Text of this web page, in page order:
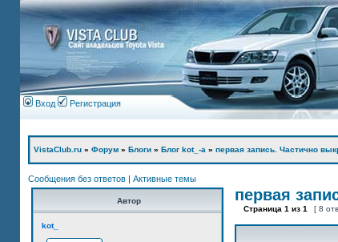
Вход Регистрация
VistaClub.ru » Форум » Блоги » Блог kot_-а » первая запись. Частично
Сообщения без ответов | Активные темы
Автор
kot_
первая
Страница 1 из 1 [ 8